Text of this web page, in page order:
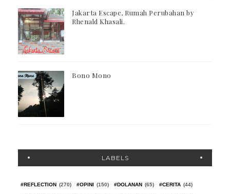
Jakarta Escape, Rumah Perubahan by
Rhenald Khasali.
Bono Mono
LABELS
#REFLECTION (270) #OPINI (150) #DOLANAN (65) #CERITA (44)